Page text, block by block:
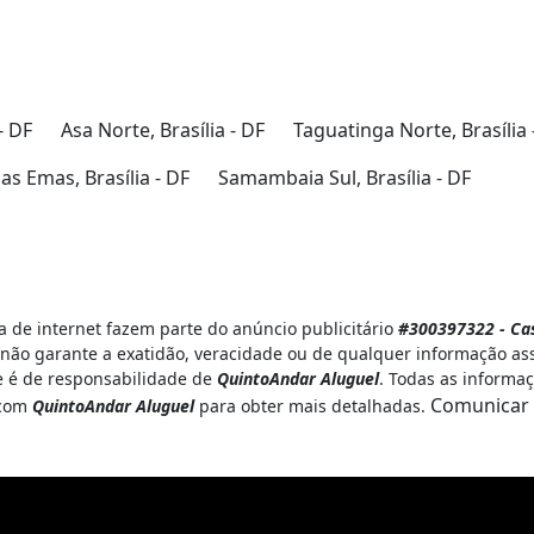
DF Asa Norte, Brasília - DF
Taguatinga Norte, Brasília
Emas, Brasília - DF
Samambaia Sul, Brasília - DF
de internet fazem parte do anúncio publicitário #300397322 -
garante a exatidão, veracidade ou de qualquer informação
é de responsabilidade de QuintoAndar Aluguel. Todas as
QuintoAndar Aluguelpara obter mais detalhadas.